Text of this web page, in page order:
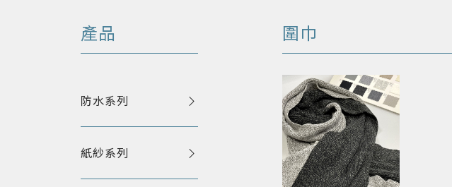
產品
防水系列
紙紗系列
圍巾